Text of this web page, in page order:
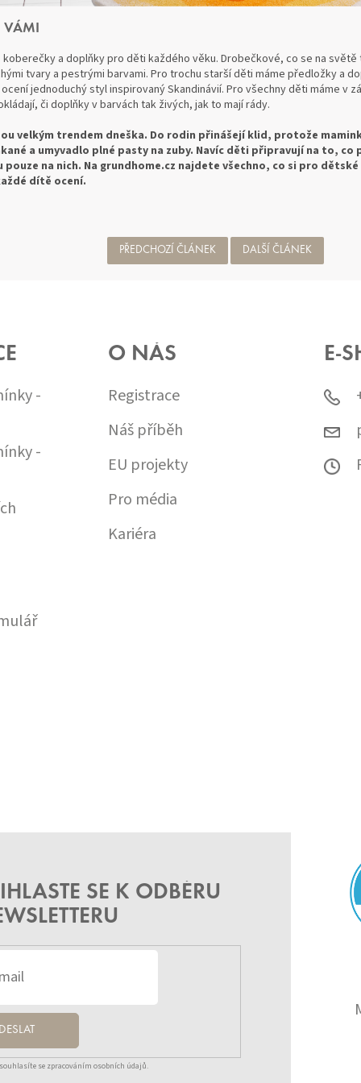
VÁMI
koberečky a doplňky pro děti každého věku. Drobečkové, co se na
tvary a pestrými barvami. Pro trochu starší děti máme předložky a
jednoduchý styl inspirovaný Skandinávií. Pro všechny děti máme v
či doplňky v barvách tak živých, jak to mají rády.
velkým trendem dneška. Do rodin přinášejí klid, protože
a umyvadlo plné pasty na zuby. Navíc děti připravují na to, co
pouze na nich. Na grundhome.cz najdete všechno, co si pro
dítě ocení.
PŘEDCHOZÍ ČLÁNEK DALŠÍ ČLÁNEK
-
-
O NÁS
Registrace
Náš příběh
EU projekty
Pro média
Kariéra
E-
SE K ODBĚRU
se zpracováním osobních údajů.